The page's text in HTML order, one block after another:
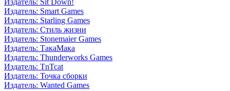
Издатель: Sit Down!
Издатель: Smart Games
Издатель: Starling Games
Издатель: Стиль жизни
Издатель: Stonemaier Games
Издатель: ТакаМака
Издатель: Thunderworks Games
Издатель: TnTcat
Издатель: Точка сборки
Издатель: Wanted Games